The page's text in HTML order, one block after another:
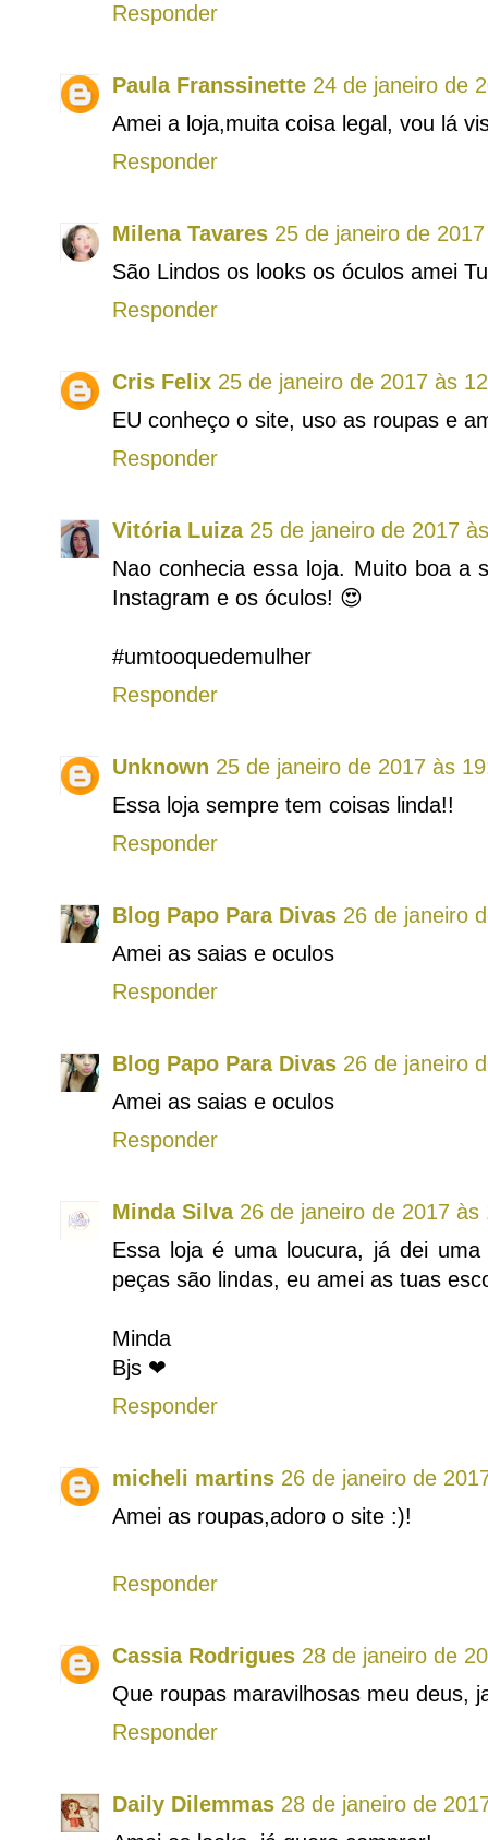
Responder
Paula Franssinette 24 de janeiro de
Amei a loja,muita coisa legal, vou lá
Responder
Milena Tavares 25 de janeiro de
São Lindos os looks os óculos amei
Responder
Cris Felix 25 de janeiro de 2017 às
EU conheço o site, uso as roupas e
Responder
Vitória Luiza 25 de janeiro de 2017
Nao conhecia essa loja. Muito boa a
Instagram e os óculos! 😍
#umtooquedemulher
Responder
Unknown 25 de janeiro de 2017 às
Essa loja sempre tem coisas linda!!
Responder
Blog Papo Para Divas 26 de janeiro
Amei as saias e oculos
Responder
Blog Papo Para Divas 26 de janeiro
Amei as saias e oculos
Responder
Minda Silva 26 de janeiro de 2017 às
Essa loja é uma loucura, já dei
peças são lindas, eu amei as tuas
Minda
Bjs ❤
Responder
micheli martins 26 de janeiro de
Amei as roupas,adoro o site :)!
Responder
Cassia Rodrigues 28 de janeiro de
Que roupas maravilhosas meu deus,
Responder
Daily Dilemmas 28 de janeiro de